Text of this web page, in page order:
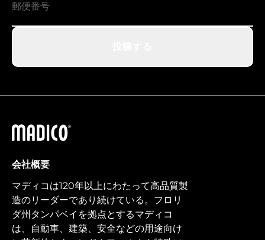
マディコ
会社概要
マディコは120年以上にわたって高品質製
造のリーダーであり続けている。フロリ
ダ州タンパベイを拠点とするマディコ
は、自動車、建築、安全などの用途向け